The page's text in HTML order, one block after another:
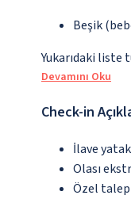
Beşik
Yukarıdaki
Devamını Oku
Check-in
İlave
Olası
Özel